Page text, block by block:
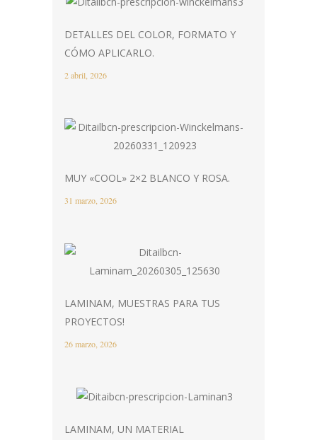
DETALLES DEL COLOR, FORMATO Y
CÓMO APLICARLO.
2 abril, 2026
MUY «COOL» 2×2 BLANCO Y ROSA.
31 marzo, 2026
LAMINAM, MUESTRAS PARA TUS
PROYECTOS!
26 marzo, 2026
LAMINAM, UN MATERIAL